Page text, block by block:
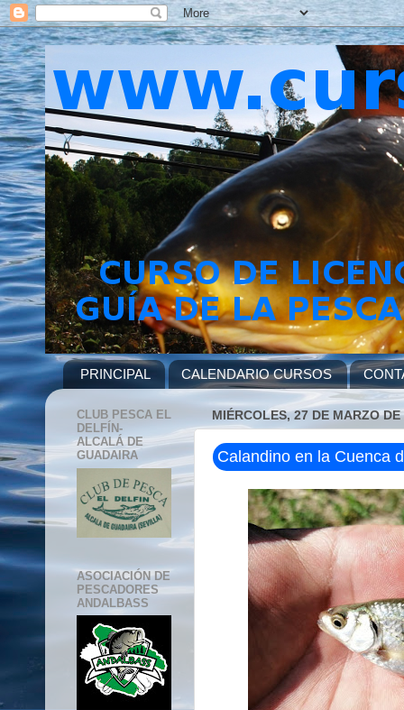
PRINCIPAL CALENDARIO CURSOS
MIÉRCOLES, 27 DE MARZO DE
Calandino en la Cuenca
CLUB PESCA EL
DELFÍN-
ALCALÁ DE
GUADAIRA
ASOCIACIÓN DE
PESCADORES
ANDALBASS